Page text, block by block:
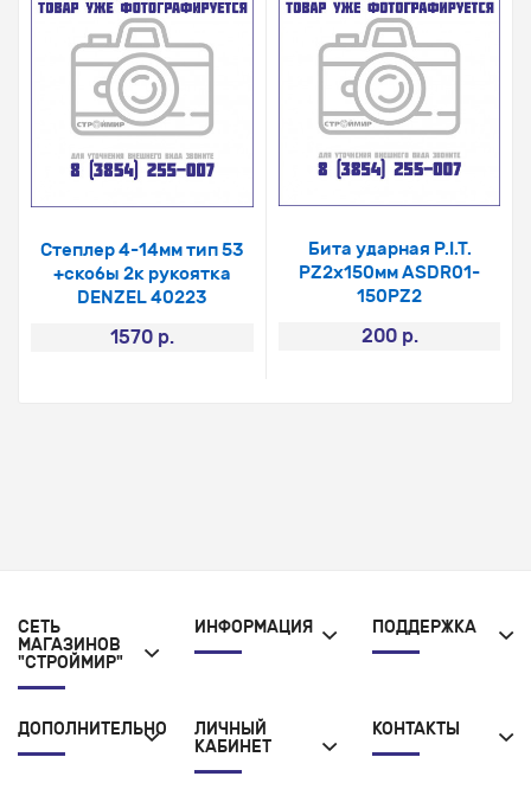
Степлер 4-14мм тип 53
+скобы 2к рукоятка
DENZEL 40223
1570 р.
Бита ударная P.I.T.
PZ2х150мм ASDR01-
150PZ2
200 р.
СЕТЬ
МАГАЗИНОВ
"СТРОЙМИР"
ИНФОРМАЦИЯ ПОДДЕРЖКА
ДОПОЛНИТЕЛЬНО
ЛИЧНЫЙ
КАБИНЕТ
КОНТАКТЫ